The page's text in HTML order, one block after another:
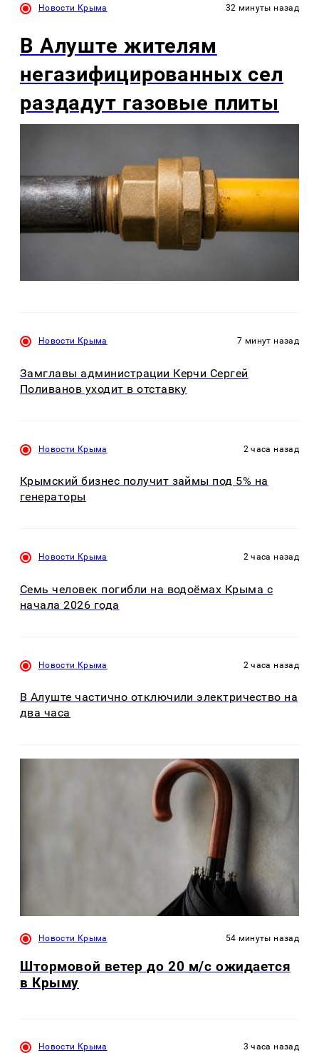
Новости Крыма 32 минуты назад
В Алуште жителям
негазифицированных сел
раздадут газовые плиты
Новости Крыма 7 минут назад
Замглавы администрации Керчи Сергей
Поливанов уходит в отставку
Новости Крыма 2 часа назад
Крымский бизнес получит займы под 5% на
генераторы
Новости Крыма 2 часа назад
Семь человек погибли на водоёмах Крыма с
начала 2026 года
Новости Крыма 2 часа назад
В Алуште частично отключили электричество на
два часа
Новости Крыма 54 минуты назад
Штормовой ветер до 20 м/с ожидается
в Крыму
Новости Крыма 3 часа назад